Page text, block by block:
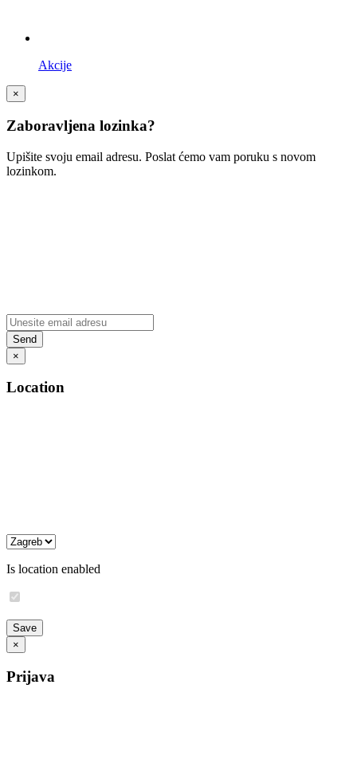
Akcije
×
Zaboravljena lozinka?
Upišite svoju email adresu. Poslat ćemo vam poruku s novom
lozinkom.
×
Location
Is location enabled
×
Prijava